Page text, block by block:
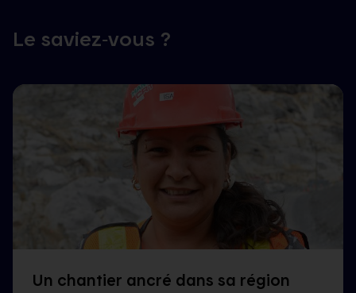
Le saviez‑vous ?
Un chantier ancré dans sa région